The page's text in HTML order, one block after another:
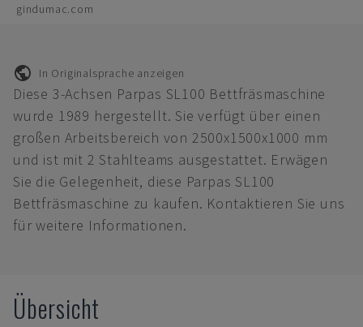
gindumac.com
In Originalsprache anzeigen
Diese 3-Achsen Parpas SL100 Bettfräsmaschine
wurde 1989 hergestellt. Sie verfügt über einen
großen Arbeitsbereich von 2500x1500x1000 mm
und ist mit 2 Stahlteams ausgestattet. Erwägen
Sie die Gelegenheit, diese Parpas SL100
Bettfräsmaschine zu kaufen. Kontaktieren Sie uns
für weitere Informationen.
Übersicht